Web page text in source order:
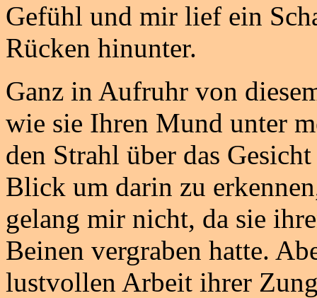
Gefühl und mir lief ein
Rücken hinunter.
Ganz in Aufruhr von
wie sie Ihren Mund unter
den Strahl über das
Blick um darin zu
gelang mir nicht, da sie
Beinen vergraben hatte.
lustvollen Arbeit ihrer